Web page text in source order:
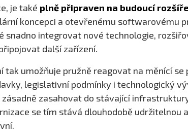
je také plně připraven na budoucí
koncepci a otevřenému softwarovému
snadno integrovat nové technologie,
další zařízení.
tak umožňuje pružně reagovat na měnící se
legislativní podmínky i technologický
zásadně zasahovat do stávající
se tím stává dlouhodobě udržitelnou